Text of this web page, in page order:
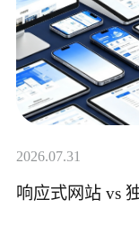
2026.07.31
响应式网站 vs